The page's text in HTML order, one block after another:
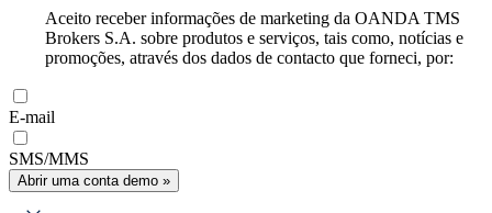
Aceito receber informações de marketing da OANDA TMS
Brokers S.A. sobre produtos e serviços, tais como, notícias e
promoções, através dos dados de contacto que forneci, por:
E-mail
SMS/MMS
Abrir uma conta demo »